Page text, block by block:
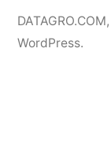
DATAGRO.COM,
WordPress.